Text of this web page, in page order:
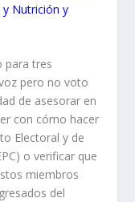
y Nutrición y
para tres
pero no voto
de asesorar en
con cómo hacer
Electoral y de
o verificar que
miembros
del